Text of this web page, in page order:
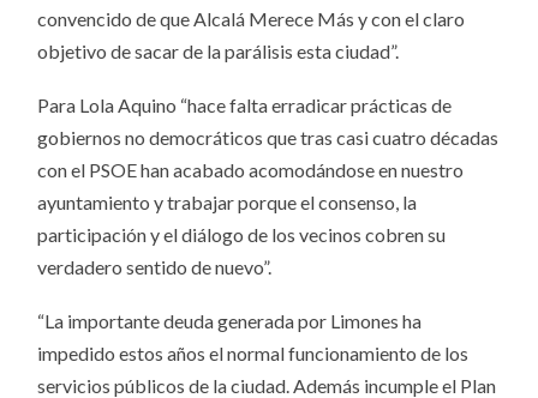
convencido de que Alcalá Merece Más y con el claro
objetivo de sacar de la parálisis esta ciudad”.
Para Lola Aquino “hace falta erradicar prácticas de
gobiernos no democráticos que tras casi cuatro décadas
con el PSOE han acabado acomodándose en nuestro
ayuntamiento y trabajar porque el consenso, la
participación y el diálogo de los vecinos cobren su
verdadero sentido de nuevo”.
“La importante deuda generada por Limones ha
impedido estos años el normal funcionamiento de los
servicios públicos de la ciudad. Además incumple el Plan